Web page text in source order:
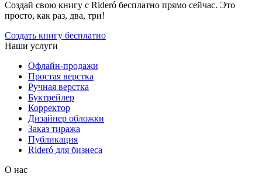
Создай свою книгу с Rideró бесплатно прямо сейчас. Это
просто, как раз, два, три!
Создать книгу бесплатно
Наши услуги
Офлайн-продажи
Простая верстка
Ручная верстка
Буктрейлер
Корректор
Дизайнер обложки
Заказ тиража
Публикация
Rideró для бизнеса
О нас